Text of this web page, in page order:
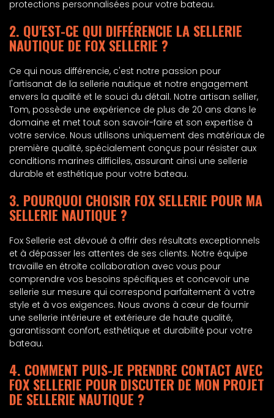
protections personnalisées pour votre bateau.
2. QU'EST-CE QUI DIFFÉRENCIE LA SELLERIE
NAUTIQUE DE FOX SELLERIE ?
Ce qui nous différencie, c'est notre passion pour
l'artisanat de la sellerie nautique et notre engagement
envers la qualité et le souci du détail. Notre artisan sellier,
Tom, possède une expérience de plus de 20 ans dans le
domaine et met tout son savoir-faire et son expertise à
votre service. Nous utilisons uniquement des matériaux de
première qualité, spécialement conçus pour résister aux
conditions marines difficiles, assurant ainsi une sellerie
durable et esthétique pour votre bateau.
3. POURQUOI CHOISIR FOX SELLERIE POUR MA
SELLERIE NAUTIQUE ?
Fox Sellerie est dévoué à offrir des résultats exceptionnels
et à dépasser les attentes de ses clients. Notre équipe
travaille en étroite collaboration avec vous pour
comprendre vos besoins spécifiques et concevoir une
sellerie sur mesure qui correspond parfaitement à votre
style et à vos exigences. Nous avons à cœur de fournir
une sellerie intérieure et extérieure de haute qualité,
garantissant confort, esthétique et durabilité pour votre
bateau.
4. COMMENT PUIS-JE PRENDRE CONTACT AVEC
FOX SELLERIE POUR DISCUTER DE MON PROJET
DE SELLERIE NAUTIQUE ?